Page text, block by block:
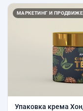
МАРКЕТИНГ И
Упаковка крема